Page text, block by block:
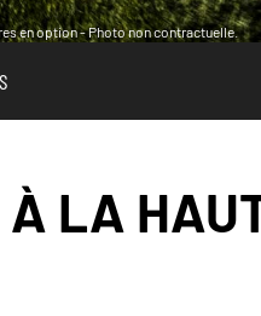
en option - Photo non contractuelle.
À LA